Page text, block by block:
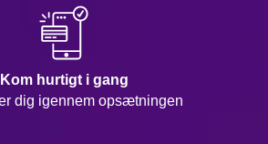
Kom hurtigt i gang
dig igennem opsætningen